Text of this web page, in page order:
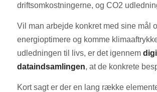
driftsomkostningerne, og CO2
Vil man arbejde konkret med sine mål
energioptimere og komme
udledningen til livs, er det igennem
dataindsamlingen, at de konkrete
Kort sagt er der en lang række